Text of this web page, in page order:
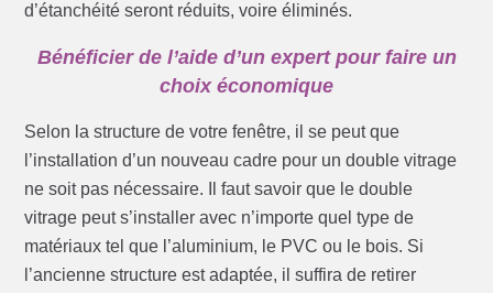
d’étanchéité seront réduits, voire éliminés.
Bénéficier de l’aide d’un expert pour faire un
choix économique
Selon la structure de votre fenêtre, il se peut que
l’installation d’un nouveau cadre pour un double vitrage
ne soit pas nécessaire. Il faut savoir que le double
vitrage peut s’installer avec n’importe quel type de
matériaux tel que l’aluminium, le PVC ou le bois. Si
l’ancienne structure est adaptée, il suffira de retirer